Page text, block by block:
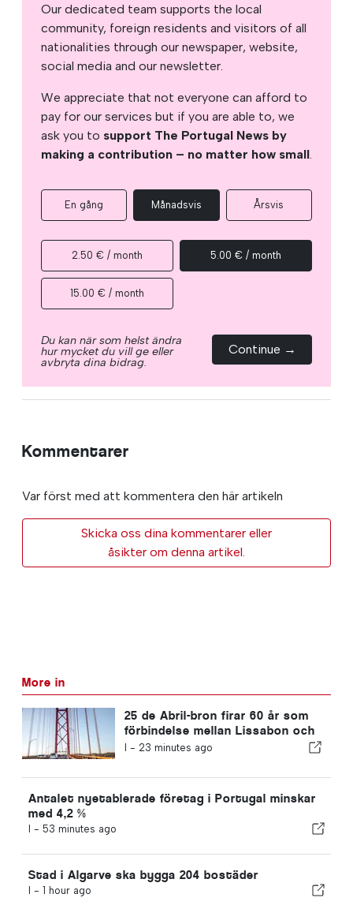
Our dedicated team supports the local
community, foreign residents and visitors of all
nationalities through our newspaper, website,
social media and our newsletter.
We appreciate that not everyone can afford to
pay for our services but if you are able to, we
ask you to support The Portugal News by
making a contribution – no matter how small.
En gång Månadsvis Årsvis
2.50 € / month 5.00 € / month
15.00 € / month
Du kan när som helst ändra
hur mycket du vill ge eller
avbryta dina bidrag.
Continue →
Kommentarer
Var först med att kommentera den här artikeln
Skicka oss dina kommentarer eller
åsikter om denna artikel.
More in
25 de Abril-bron firar 60 år som
förbindelse mellan Lissabon och
Almada
I - 23 minutes ago
Antalet nyetablerade företag i Portugal minskar
med 4,2 %
I - 53 minutes ago
Stad i Algarve ska bygga 204 bostäder
I - 1 hour ago